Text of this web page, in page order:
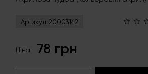
Артикул: 20003142
Ціна: 78 грн